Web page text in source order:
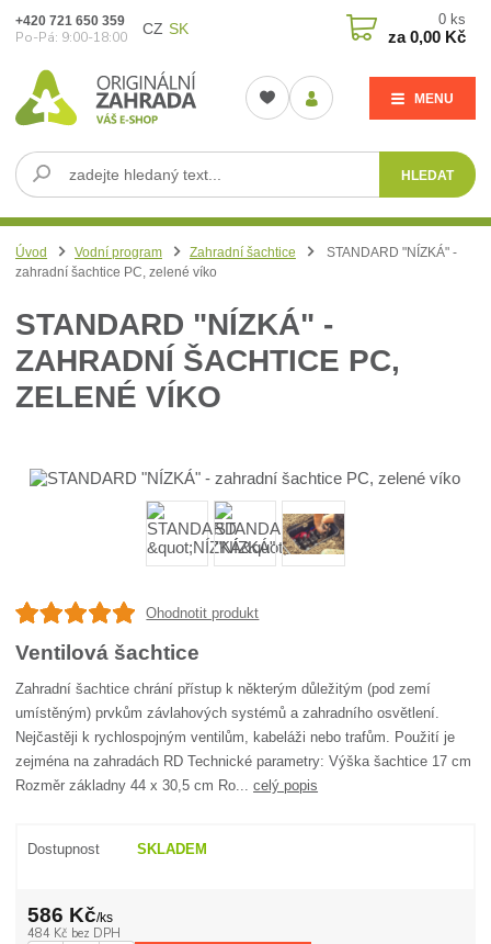
CZ SK
MENU
HLEDAT
+420 721 650 359
Po-Pá: 9:00-18:00
0 ks
za0,00 Kč
Úvod Vodní program Zahradní šachtice
STANDARD "NÍZKÁ" -
zahradní šachtice PC, zelené víko
STANDARD "NÍZKÁ" -
ZAHRADNÍ ŠACHTICE PC,
ZELENÉ VÍKO
Ohodnotit produkt
Ventilová šachtice
Zahradní šachtice chrání přístup k některým důležitým (pod zemí
umístěným) prvkům závlahových systémů a zahradního osvětlení.
Nejčastěji k rychlospojným ventilům, kabeláži nebo trafům. Použití je
zejména na zahradách RD Technické parametry: Výška šachtice 17 cm
Rozměr základny 44 x 30,5 cm Ro...celý popis
Dostupnost SKLADEM
586 Kč/ks
484 Kč bez DPH